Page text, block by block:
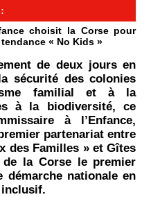
choisit la Corse pour
« No Kids »
de deux jours en
sécurité des colonies
familial et à la
à la biodiversité, ce
à l’Enfance,
partenariat entre
des Familles » et Gîtes
la Corse le premier
nationale en
inclusif.